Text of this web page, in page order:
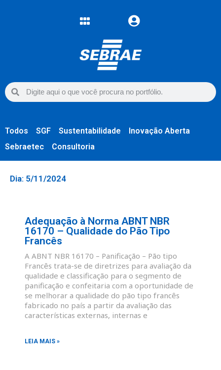
Todos SGF Sustentabilidade
Inovação Aberta
Sebraetec
Consultoria
Dia: 5/11/2024
Adequação à Norma ABNT NBR
16170 – Qualidade do Pão Tipo
Francês
A ABNT NBR 16170 – Panificação – Pão tipo
Francês trata-se de diretrizes para avaliação da
qualidade e classificação para o segmento de
panificação e confeitaria com a oportunidade de
se melhorar a qualidade do pão tipo francês
fabricado no país a partir da avaliação das
características externas, internas e
LEIA MAIS »